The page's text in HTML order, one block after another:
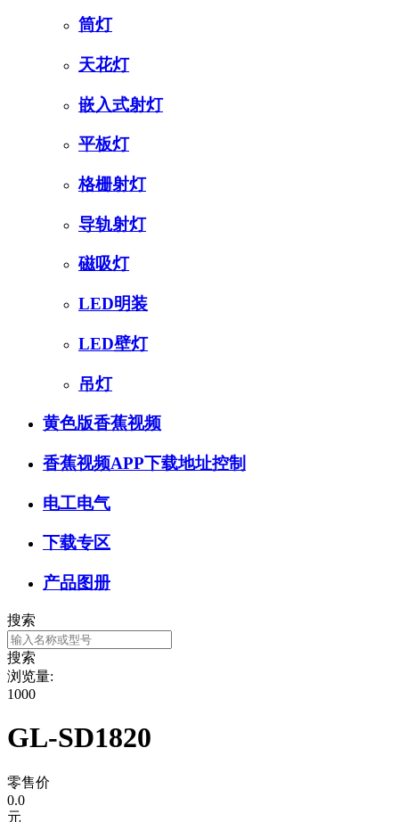
筒灯
天花灯
嵌入式射灯
平板灯
格栅射灯
导轨射灯
磁吸灯
LED明装
LED壁灯
吊灯
黄色版香蕉视频
香蕉视频APP下载地址控制
电工电气
下载专区
产品图册
搜索
搜索
浏览量:
1000
GL-SD1820
零售价
0.0
元